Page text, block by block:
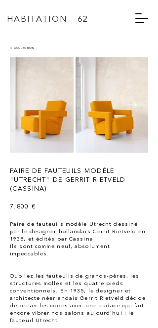
HABITATION 62
< COLLECTION
PAIRE DE FAUTEUILS MODÈLE
"UTRECHT" DE GERRIT RIETVELD
(CASSINA)
7.800 €
Paire de fauteuils modèle Utrecht dessiné
par le designer hollandais Gerrit Rietveld en
1935, et édités par Cassina.
Ils sont comme neuf, absolument
impeccables.
Oubliez les fauteuils de grands-pères, les
structures molles et les quatre pieds
conventionnels. En 1935, le designer et
architecte néerlandais Gerrit Rietveld décide
de briser les codes avec une audace qui fait
encore vibrer nos salons aujourd'hui : le
fauteuil Utrecht.